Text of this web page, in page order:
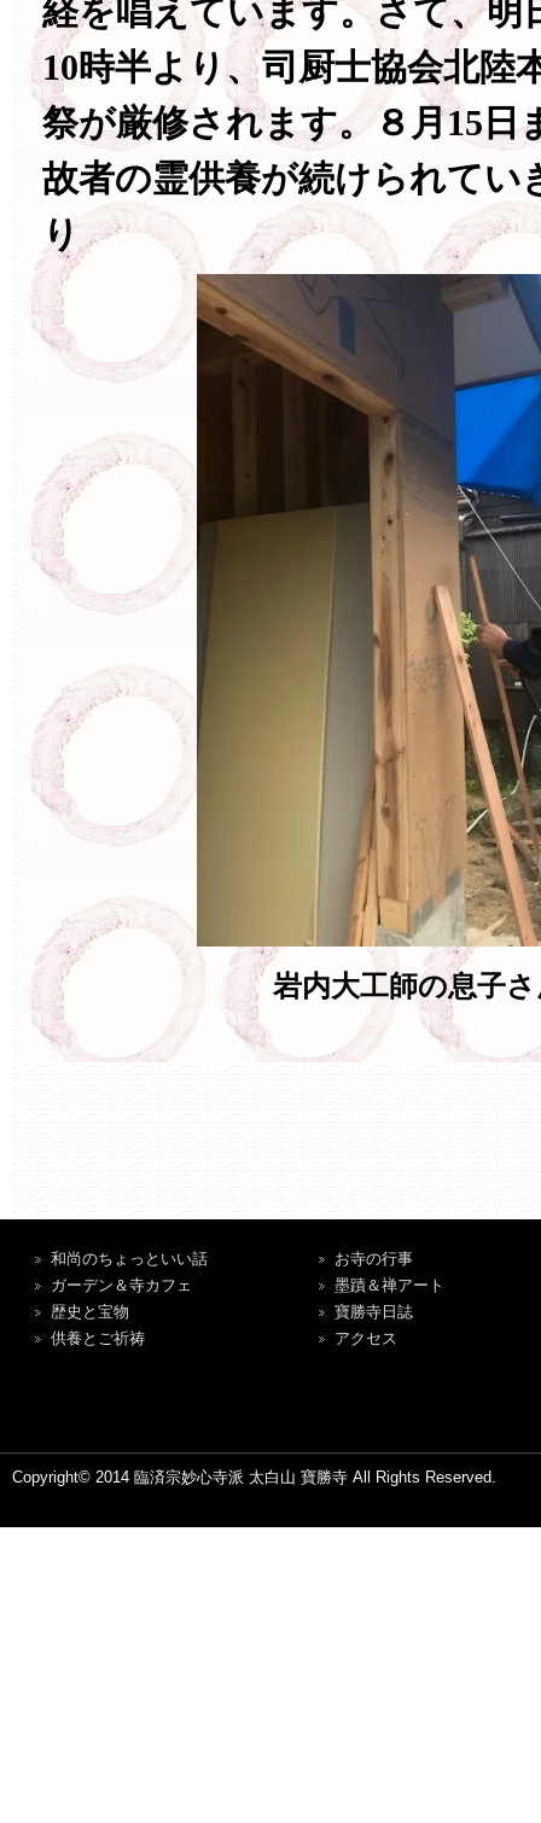
経を唱えています。さて、明
10時半より、司厨士協会北陸
祭が厳修されます。８月15日
故者の霊供養が続けられてい
り
岩内大工師の息子
和尚のちょっといい話
ガーデン＆寺カフェ
歴史と宝物
供養とご祈祷
お寺の行事
墨蹟＆禅アート
寶勝寺日誌
アクセス
Copyright© 2014 臨済宗妙心寺派 太白山 寶勝寺 All Rights Reserved.